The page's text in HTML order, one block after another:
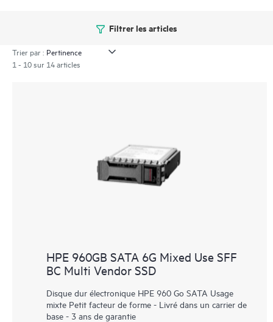
Filtrer les articles
Trier par :
1 - 10 sur 14 articles
HPE 960GB SATA 6G Mixed Use SFF
BC Multi Vendor SSD
Disque dur électronique HPE 960 Go SATA Usage
mixte Petit facteur de forme - Livré dans un carrier de
base - 3 ans de garantie